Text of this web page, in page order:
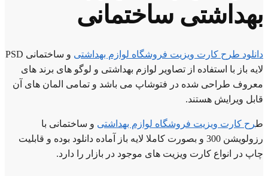
بهداشتی ساختمانی
دانلود طرح کارت ویزیت فروشگاه لوازم بهداشتی
و ساختمانی PSD
لایه باز با استفاده از تصاویر لوازم بهداشتی و لوگو های برند های
معروف طراحی شده در فتوشاپ می باشد و تمامی المان های آن
قابل ویرایش هستند.
طرح کارت ویزیت فروشگاه لوازم بهداشتی و ساختمانی با
رزولویشن 300 و بصورت کاملا لایه باز آماده دانلود بوده و قابلیت
چاپ در انواع کارت ویزیت های موجود در بازار را دارد.